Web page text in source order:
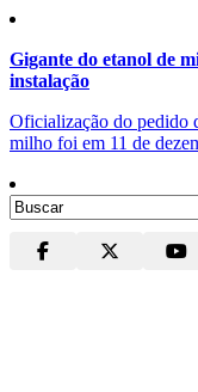
Gigante do etanol de
instalação
Oficialização do pedido
milho foi em 11 de